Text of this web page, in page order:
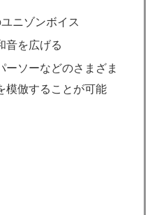
ニゾンボイス
音を広げる
ーソーなどのさまざま
模倣することが可能